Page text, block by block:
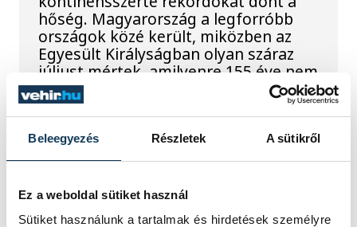
Beleegyezés Részletek A sütikről
Ez a weboldal sütiket használ
Sütiket használunk a tartalmak és hirdetések személyre
hőség. Magyarország a legforróbb
országok közé került, miközben az
Egyesült Királyságban olyan száraz
júliust mértek, amilyenre 155 éve nem
volt példa.
A múltban és ma is rossz
szikla